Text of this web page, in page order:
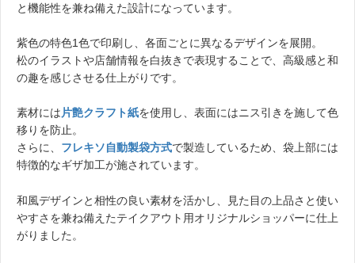
と機能性を兼ね備えた設計になっています。
紫色の特色1色で印刷し、各面ごとに異なるデザインを展開。
松のイラストや店舗情報を白抜きで表現することで、高級感と和
の趣を感じさせる仕上がりです。
素材には片艶クラフト紙を使用し、表面にはニス引きを施して色
移りを防止。
さらに、 フレキソ自動製袋方式で製造しているため、袋上部には
特徴的なギザ加工が施されています。
和風デザインと相性の良い素材を活かし、見た目の上品さと使い
やすさを兼ね備えたテイクアウト用オリジナルショッパーに仕上
がりました。